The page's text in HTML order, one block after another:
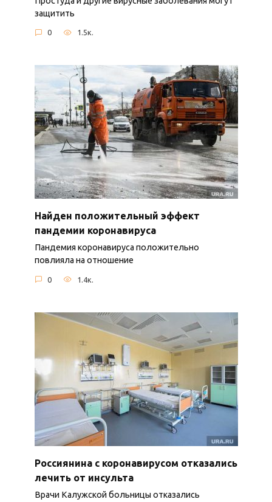
защитить
0 1.5к.
Найден положительный эффект
пандемии коронавируса
Пандемия коронавируса положительно
повлияла на отношение
0 1.4к.
Россиянина с коронавирусом отказались
лечить от инсульта
Врачи Калужской больницы отказались